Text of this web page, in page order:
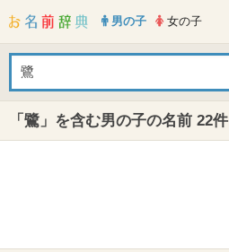
男の子 女の子
「鷺」を含む男の子の名前 22件